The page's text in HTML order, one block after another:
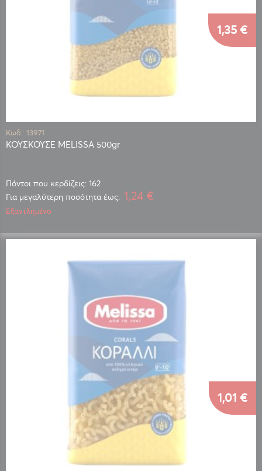
Κωδ.: 13971
ΚΟΥΣΚΟΥΣΕ MELISSA 500gr
Πόντοι που κερδίζεις: 162
1,35 €
Για μεγαλύτερη ποσότητα έως: 1,24 €
Εξαντλημένο
1,01 €